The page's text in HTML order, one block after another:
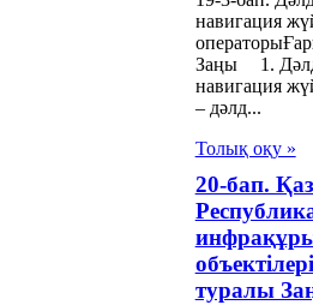
навигация
Заңы 1.
навигация
– дәлд...
Толық оқу »
20-бап.
туралы